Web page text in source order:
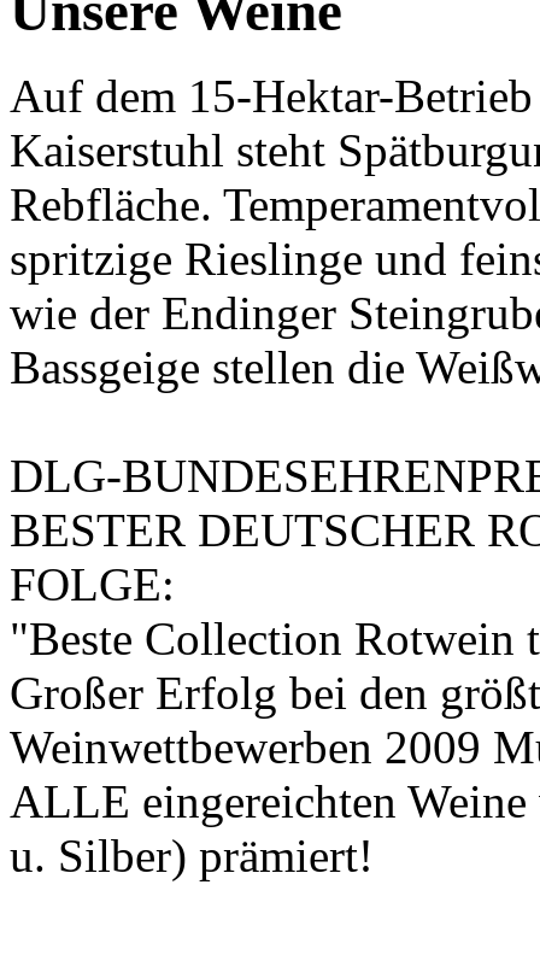
Auf dem 15-Hektar-
Kaiserstuhl steht
Rebfläche.
spritzige Rieslinge und
wie der Endinger
Bassgeige stellen die
DLG-
BESTER DEUTSCHER
FOLGE:
"Beste Collection Rotwein
Großer Erfolg bei den
Weinwettbewerben 2009
ALLE eingereichten
u. Silber) prämiert!